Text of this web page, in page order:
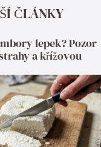
ČLÁNKY
lepek? Pozor
a křížovou